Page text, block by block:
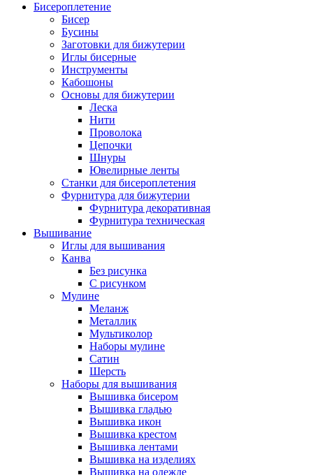
Бисероплетение
Бисер
Бусины
Заготовки для бижутерии
Иглы бисерные
Инструменты
Кабошоны
Основы для бижутерии
Леска
Нити
Проволока
Цепочки
Шнуры
Ювелирные ленты
Станки для бисероплетения
Фурнитура для бижутерии
Фурнитура декоративная
Фурнитура техническая
Вышивание
Иглы для вышивания
Канва
Без рисунка
С рисунком
Мулине
Меланж
Металлик
Мультиколор
Наборы мулине
Сатин
Шерсть
Наборы для вышивания
Вышивка бисером
Вышивка гладью
Вышивка икон
Вышивка крестом
Вышивка лентами
Вышивка на изделиях
Вышивка на одежде